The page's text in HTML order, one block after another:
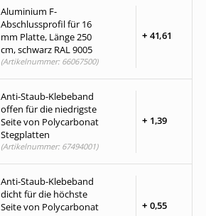
Aluminium F-
Abschlussprofil für 16
mm Platte, Länge 250
cm, schwarz RAL 9005
+ 41,61
(Artikelnummer: 66067500)
Anti-Staub-Klebeband
offen für die niedrigste
Seite von Polycarbonat
Stegplatten
+ 1,39
(Artikelnummer: 67494001)
Anti-Staub-Klebeband
dicht für die höchste
Seite von Polycarbonat
+ 0,55